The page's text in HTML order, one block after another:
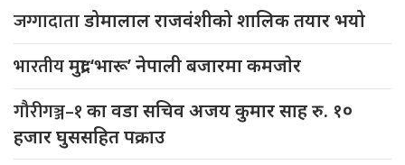
जग्गादाताडोमालाल राजवंशीको शालिक तयार भयो
भारतीयमुद्रा ‘भारू’ नेपाली बजारमा कमजाेर
गौरीगञ्ज–१का वडा सचिव अजय कुमार साह रु. १०
हजार घुससहित पक्राउ